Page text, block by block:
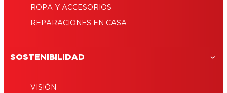
ROPA Y ACCESORIOS
REPARACIONES EN CASA
SOSTENIBILIDAD
VISIÓN